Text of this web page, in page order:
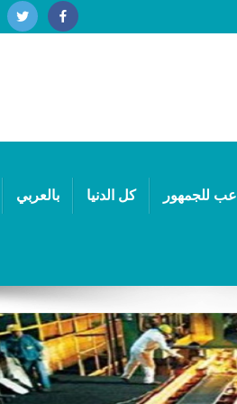
للجمهور كل الدنيا بالعربي